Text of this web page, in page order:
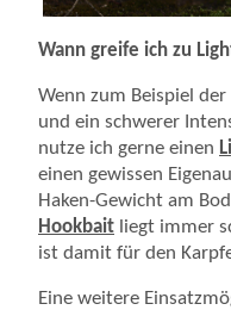
Wann greife ich zu
Wenn zum Beispiel
und ein schwerer
nutze ich gerne einen
einen gewissen
Haken-Gewicht am
Hookbait liegt immer
ist damit für den
Eine weitere